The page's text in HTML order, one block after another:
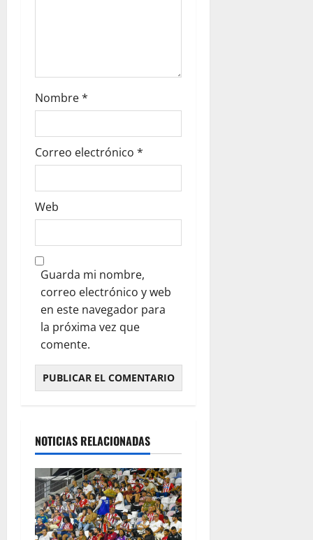
Nombre*
Correo electrónico *
Web
Guarda mi nombre,
correo electrónico y web
en este navegador para
la próxima vez que
comente.
NOTICIAS RELACIONADAS